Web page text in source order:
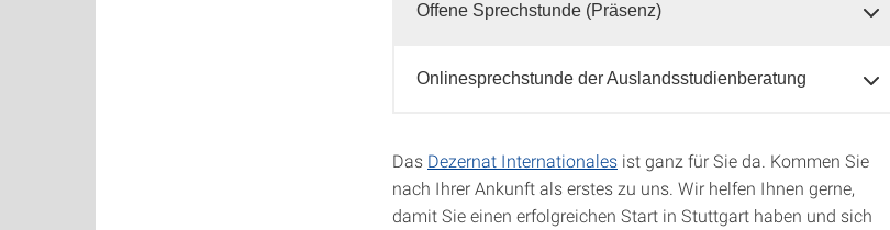
Offene Sprechstunde (Präsenz)
Onlinesprechstunde der Auslandsstudienberatung
Das Dezernat Internationales ist ganz für Sie da. Kommen Sie
nach Ihrer Ankunft als erstes zu uns. Wir helfen Ihnen gerne,
damit Sie einen erfolgreichen Start in Stuttgart haben und sich